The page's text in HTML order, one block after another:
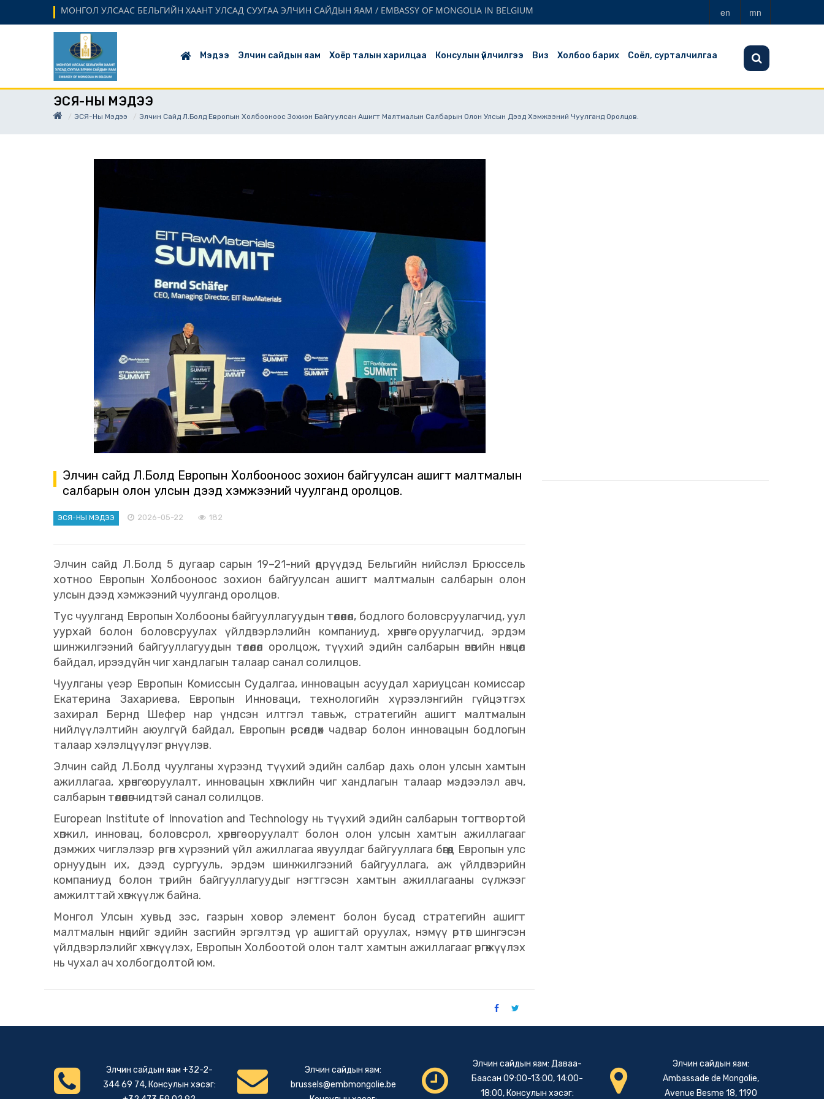
МОНГОЛ УЛСААС БЕЛЬГИЙН ХААНТ УЛСАД СУУГАА ЭЛЧИН САЙДЫН ЯАМ / EMBASSY OF MONGOLIA IN BELGIUM en mn
Мэдээ Элчин сайдын яам Хоёр талын харилцаа Консулын үйлчилгээ Виз Холбоо барих Соёл, сурталчилгаа
ЭСЯ-НЫ МЭДЭЭ
ЭСЯ-Ны Мэдээ Элчин Сайд Л.Болд Европын Холбооноос Зохион Байгуулсан Ашигт Малтмалын Салбарын Олон Улсын Дээд Хэмжээний Чуулганд Оролцов.
Элчин сайд Л.Болд Европын Холбооноос зохион байгуулсан ашигт малтмалын
салбарын олон улсын дээд хэмжээний чуулганд оролцов.
ЭСЯ-НЫ МЭДЭЭ 2026-05-22 182
Элчин сайд Л.Болд 5 дугаар сарын 19–21-ний өдрүүдэд Бельгийн нийслэл Брюссель
хотноо Европын Холбооноос зохион байгуулсан ашигт малтмалын салбарын олон
улсын дээд хэмжээний чуулганд оролцов.
Тус чуулганд Европын Холбооны байгууллагуудын төлөөлөл, бодлого боловсруулагчид, уул
уурхай болон боловсруулах үйлдвэрлэлийн компаниуд, хөрөнгө оруулагчид, эрдэм
шинжилгээний байгууллагуудын төлөөлөл оролцож, түүхий эдийн салбарын өнөөгийн нөхцөл
байдал, ирээдүйн чиг хандлагын талаар санал солилцов.
Чуулганы үеэр Европын Комиссын Судалгаа, инновацын асуудал хариуцсан комиссар
Екатерина Захариева, Европын Инноваци, технологийн хүрээлэнгийн гүйцэтгэх
захирал Бернд Шефер нар үндсэн илтгэл тавьж, стратегийн ашигт малтмалын
нийлүүлэлтийн аюулгүй байдал, Европын өрсөлдөх чадвар болон инновацын бодлогын
талаар хэлэлцүүлэг өрнүүлэв.
Элчин сайд Л.Болд чуулганы хүрээнд түүхий эдийн салбар дахь олон улсын хамтын
ажиллагаа, хөрөнгө оруулалт, инновацын хөгжлийн чиг хандлагын талаар мэдээлэл авч,
салбарын төлөөлөгчидтэй санал солилцов.
European Institute of Innovation and Technology нь түүхий эдийн салбарын тогтвортой
хөгжил, инновац, боловсрол, хөрөнгө оруулалт болон олон улсын хамтын ажиллагааг
дэмжих чиглэлээр өргөн хүрээний үйл ажиллагаа явуулдаг байгууллага бөгөөд Европын улс
орнуудын их, дээд сургууль, эрдэм шинжилгээний байгууллага, аж үйлдвэрийн
компаниуд болон төрийн байгууллагуудыг нэгтгэсэн хамтын ажиллагааны сүлжээг
амжилттай хөгжүүлж байна.
Монгол Улсын хувьд зэс, газрын ховор элемент болон бусад стратегийн ашигт
малтмалын нөөцийг эдийн засгийн эргэлтэд үр ашигтай оруулах, нэмүү өртөг шингэсэн
үйлдвэрлэлийг хөгжүүлэх, Европын Холбоотой олон талт хамтын ажиллагааг өргөжүүлэх
нь чухал ач холбогдолтой юм.
Элчин сайдын яам +32-2-
344 69 74, Консулын хэсэг:
Элчин сайдын яам:
brussels@embmongolie.be
Элчин сайдын яам: Даваа-
Баасан 09:00-13:00, 14:00-
18:00, Консулын хэсэг:
Элчин сайдын яам:
Ambassade de Mongolie,
Avenue Besme 18, 1190